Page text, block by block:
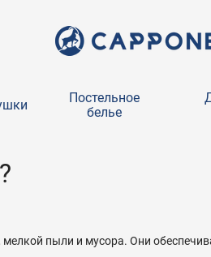
Постельное
белье
пыли и мусора. Они